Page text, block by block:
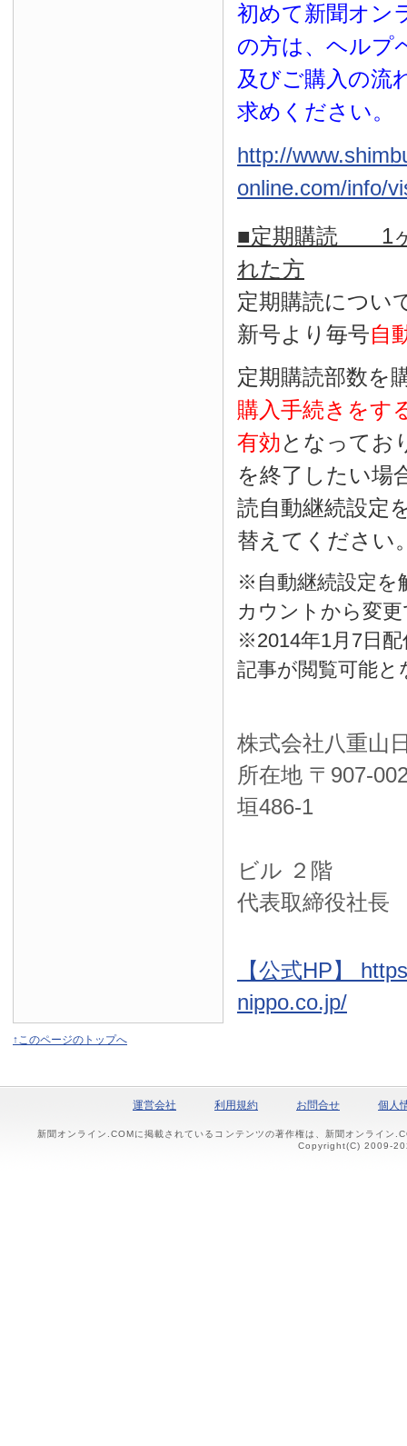
初めて新聞オン
の方は、ヘルプ
及びご購入の流
求めください。
http://
online.com/info/
■定期購読 1ヶ
れた方
定期購読につい
新号より毎号自
定期購読部数を
購入手続きをす
有効となってお
を終了したい場
読自動継続設定
替えてください
※自動継続設定を
カウントから変
※2014年1月7日
記事が閲覧可能
株式会社八重山
所在地 〒 907-
垣486-1
ビル ２階
代表取締役社
【公式HP】
nippo.co.jp/
↑このページのトップへ
運営会社 利用規約 お問合せ 個人
新聞オンライン.COMに掲載されているコンテンツの著作権は、新聞オンライン
Copyright(C) 2009-